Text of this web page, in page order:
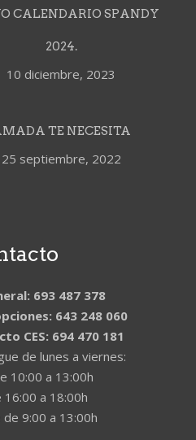
CALENDARIO SPANDY
2024.
10 diciembre, 2023
TE NECESITA
25 septiembre, 2022
693 487 378
643 248 060
CES: 694 470 181
de lunes a viernes:
10:00 a 13:00h
16:00 a 18:00h
de 9:00 a 13:00h